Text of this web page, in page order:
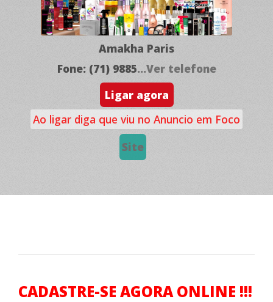
Amakha Paris
Fone: (71) 9885...Ver telefone
Ligar agora
Ao ligar diga que viu no Anuncio em Foco
Site
CADASTRE-SE AGORA ONLINE !!!